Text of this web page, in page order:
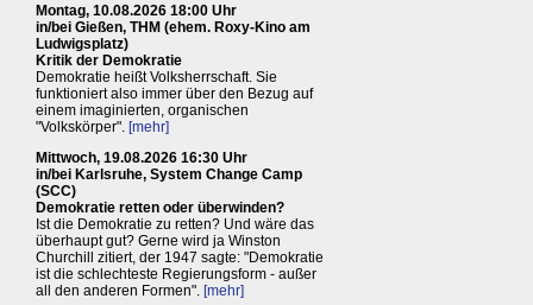
Montag, 10.08.2026 18:00 Uhr
in/bei Gießen, THM (ehem. Roxy-Kino am
Ludwigsplatz)
Kritik der Demokratie
Demokratie heißt Volksherrschaft. Sie
funktioniert also immer über den Bezug auf
einem imaginierten, organischen
"Volkskörper". [mehr]
Mittwoch, 19.08.2026 16:30 Uhr
in/bei Karlsruhe, System Change Camp
(SCC)
Demokratie retten oder überwinden?
Ist die Demokratie zu retten? Und wäre das
überhaupt gut? Gerne wird ja Winston
Churchill zitiert, der 1947 sagte: "Demokratie
ist die schlechteste Regierungsform - außer
all den anderen Formen". [mehr]